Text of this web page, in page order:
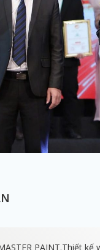
PAINT.Thiết kế